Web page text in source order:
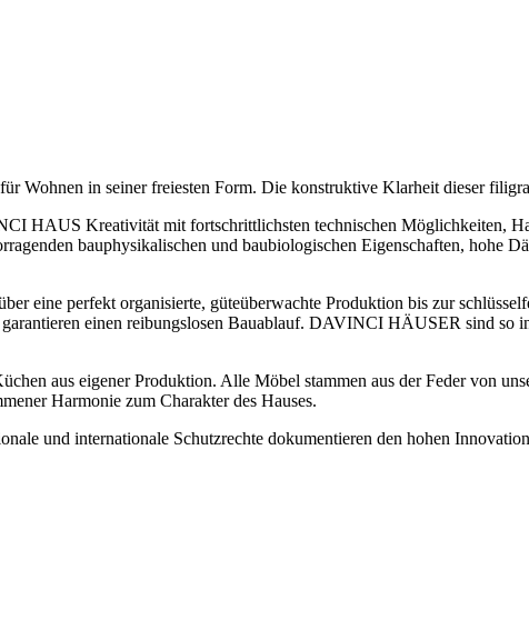
in seiner freiesten Form. Die konstruktive Klarheit dieser
HAUS Kreativität mit fortschrittlichsten technischen Möglichkeiten,
bauphysikalischen und baubiologischen Eigenschaften, hohe
eine perfekt organisierte, güteüberwachte Produktion bis zur
einen reibungslosen Bauablauf. DAVINCI HÄUSER sind
aus eigener Produktion. Alle Möbel stammen aus der Feder von
Harmonie zum Charakter des Hauses.
und internationale Schutzrechte dokumentieren den hohen